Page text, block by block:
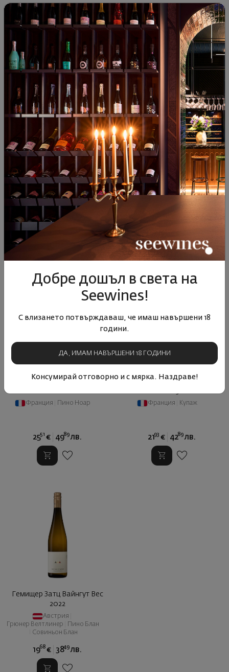
28 лв. 32 лв.
Шардоне Сен-Ромен "Су ла
Вел" 2016
Франция Шардоне
4136 € 80
Розе "Греку ди Ливанти" Неро
д'Авола 2021
Италия Неро д'Авола
19
Менету Салон Руж Фурние
Франция Пино Ноар
2551 € 4989 лв.
Шато Барейре От-Медок
Франция Купаж
2193 € 4289 лв.
Гемищер Затц Вайнгут Вес
2022
Австрия
Грюнер Велтлинер
Пино Блан
Совиньон Блан
1968 € 3849 лв.
Добре дошъл в света на
Seewines!
С влизането потвърждаваш, че имаш навършени 18
години.
ДА, ИМАМ НАВЪРШЕНИ 18 ГОДИНИ
Консумирай отговорно и с мярка. Наздраве!